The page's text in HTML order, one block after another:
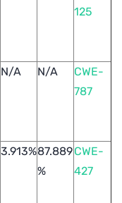
125
N/A N/A
CWE-
787
3.913%87.889
%
CWE-
427